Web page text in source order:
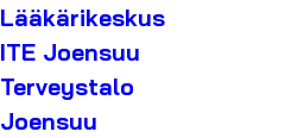
Lääkärikeskus
ITE Joensuu
Terveystalo
Joensuu